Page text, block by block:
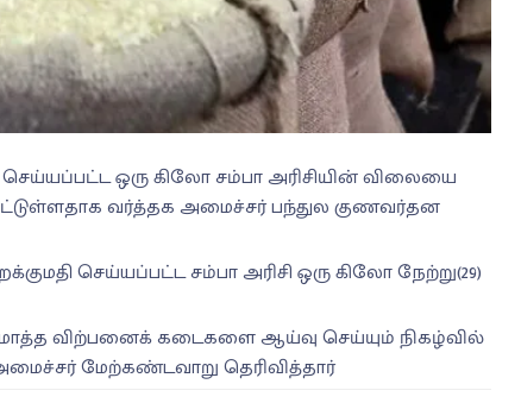
ஒரு கிலோ சம்பா அரிசியின் விலையை
வர்த்தக அமைச்சர் பந்துல குணவர்தன
செய்யப்பட்ட சம்பா அரிசி ஒரு கிலோ நேற்று(29)
விற்பனைக் கடைகளை ஆய்வு செய்யும் நிகழ்வில்
மேற்கண்டவாறு தெரிவித்தார்